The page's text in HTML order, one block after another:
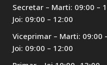
Secretar – Marti: 09:00 –
Joi: 09:00 – 12:00
Viceprimar – Marti: 09:00
Joi: 09:00 – 12:00